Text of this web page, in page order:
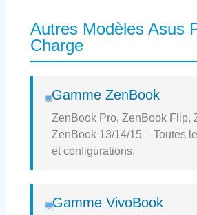
Autres Modèles Asus
Charge
Gamme ZenBook
ZenBook Pro, ZenBook Flip,
ZenBook 13/14/15 – Toutes
et configurations.
Gamme VivoBook